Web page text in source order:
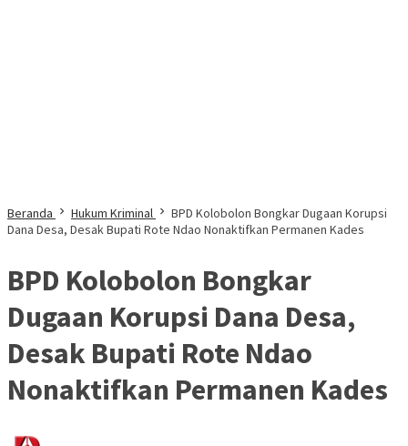
Beranda Hukum Kriminal
BPD Kolobolon Bongkar Dugaan Korupsi
Dana Desa, Desak Bupati Rote Ndao Nonaktifkan Permanen Kades
BPD Kolobolon Bongkar
Dugaan Korupsi Dana Desa,
Desak Bupati Rote Ndao
Nonaktifkan Permanen Kades